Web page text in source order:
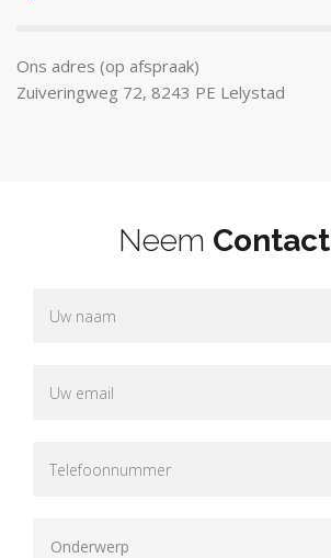
Ons adres (op afspraak)
Zuiveringweg 72, 8243 PE Lelystad
Neem Contact